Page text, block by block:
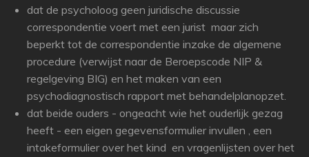
dat de psycholoog geen juridische discussie
correspondentie voert met een jurist maar zich
beperkt tot de correspondentie inzake de algemene
procedure (verwijst naar de Beroepscode NIP &
regelgeving BIG) en het maken van een
psychodiagnostisch rapport met behandelplanopzet.
dat beide ouders - ongeacht wie het ouderlijk gezag
heeft - een eigen gegevensformulier invullen , een
intakeformulier over het kind en vragenlijsten over het